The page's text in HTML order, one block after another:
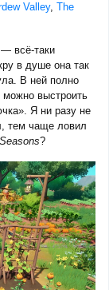
Valley, The
всё-таки
в душе она так
В ней полно
выстроить
Я ни разу не
тем чаще ловил
?